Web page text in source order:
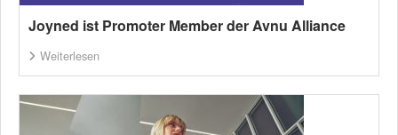
Joyned ist Promoter Member der Avnu Alliance
Weiterlesen